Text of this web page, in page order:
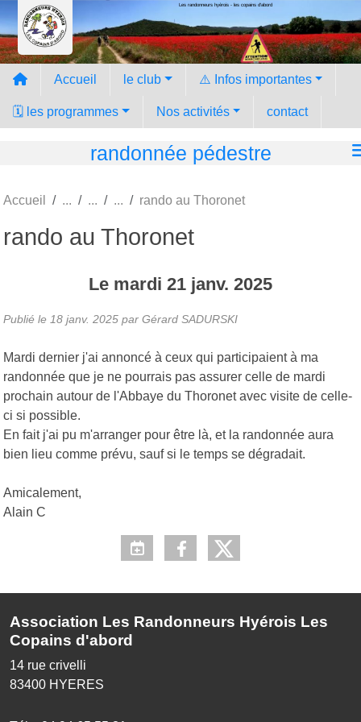
Les randonneurs hyèrois - les copains d'abord
Accueil le club ⚠️ Infos importantes
🗓️ les programmes Nos activités contact
randonnée pédestre
Accueil rando au Thoronet
rando au Thoronet
Le mardi 21 janv. 2025
Publié le 18 janv. 2025 par Gérard SADURSKI
Mardi dernier j'ai annoncé à ceux qui participaient à ma
randonnée que je ne pourrais pas assurer celle de mardi
prochain autour de l'Abbaye du Thoronet avec visite de celle-
ci si possible.
En fait j'ai pu m'arranger pour être là, et la randonnée aura
bien lieu comme prévu, sauf si le temps se dégradait.
Amicalement,
Alain C
Association Les Randonneurs Hyérois Les
Copains d'abord
14 rue crivelli
83400 HYERES
Panneau de gestion des cookies